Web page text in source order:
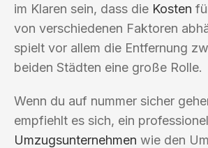
im Klaren sein, dass die Kosten
von verschiedenen Faktoren
spielt vor allem die Entfernung
beiden Städten eine große Rolle.
Wenn du auf nummer sicher
empfiehlt es sich, ein
Umzugsunternehmen wie den